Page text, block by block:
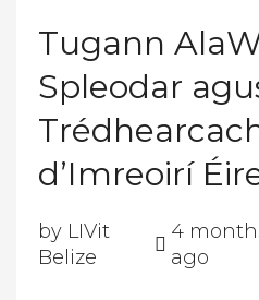
Tugann
Spleodar
d’Imreoirí
by LIVit
Belize
4
ago